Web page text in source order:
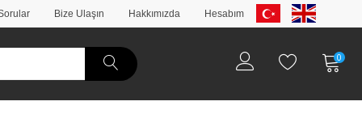
Bize Ulaşın Hakkımızda Hesabım
0